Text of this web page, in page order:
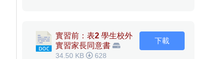
實習前：表2 學生校外
實習家長同意書
34.50 KB
628
下載